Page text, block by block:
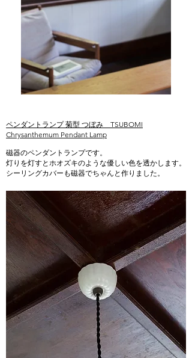
ペンダントランプ 菊型 つぼみ TSUBOMI
Chrysanthemum Pendant Lamp
磁器のペンダントランプです。
灯りを灯すとホオズキのような優しい色を透かします。
シーリングカバーも磁器でちゃんと作りました。